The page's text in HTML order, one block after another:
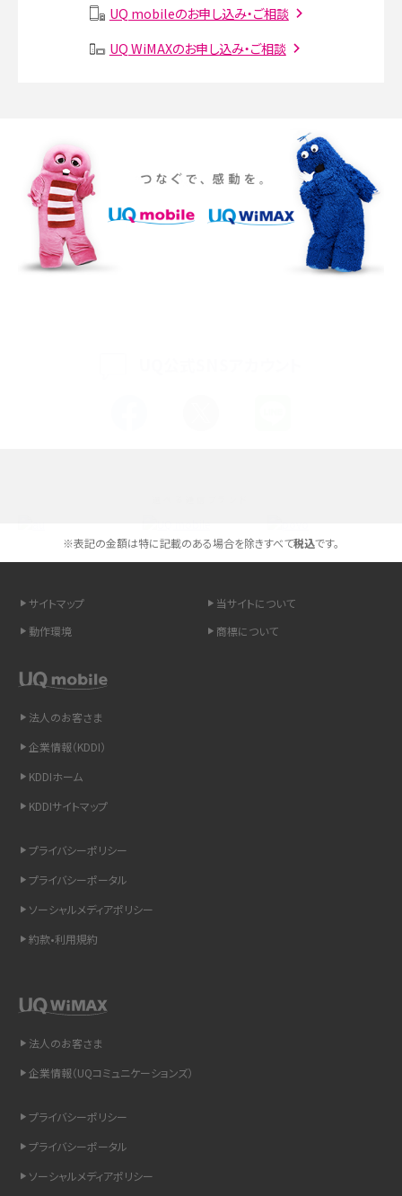
SMSとは？料金やできること、注意点や届かない時の対処法を解説
iPhone 16eとiPhone SE（第3世代）の違いは？サイズやスペックを比較して解説
iPhone 16eとiPhone 14を徹底比較！スペック・機能の違いをわかりやすく紹介
iPhone 16シリーズのモデルを比較！価格・サイズ・カメラ性能の違いを徹底解説
iPhone 16とiPhone 15の違いは？カメラ・スペック・機能を徹底比較
LINEの引き継ぎ方法は？対象データや事前準備・条件・注意点などを解説
LINEの通知がこない時の原因と対処法9選！設定の確認手順も解説
非通知設定とは？184で電話をかける方法やiPhone・Androidの設定を解説
スマホのウィジェットとは？iPhone・Androidの設定方法やおススメを紹介
リプライ機能とは？LINE、X（旧Twitter）、Instagram、TikTokで送る方法を解説
インスタのDMの送り方は？便利機能の使い方や注意点をわかりやすく解説
Bluetooth®とは？Wi-Fiとの違いやスマホ・PCとの接続方法を解説
「iPhoneを探す」の使い方と設定方法を紹介！ブラウザやアプリから探す方法を
紹介
UQ mobileのお申し込み・ご相談
UQ WiMAXのお申し込み・ご相談
※表記の金額は特に記載のある場合を除きすべて税込です。
サイトマップ
当サイトについて
動作環境
商標について
法人のお客さま
企業情報（KDDI）
KDDIホーム
KDDIサイトマップ
プライバシーポリシー
プライバシーポータル
ソーシャルメディアポリシー
約款•利用規約
法人のお客さま
企業情報（UQコミュニケーションズ）
プライバシーポリシー
プライバシーポータル
ソーシャルメディアポリシー